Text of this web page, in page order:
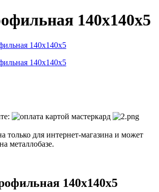
140х140х5
только для интернет-магазина и может
металлобазе.
140х140х5